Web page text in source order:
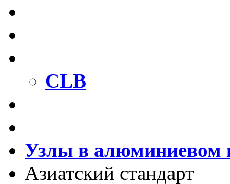
CLB
Узлы в алюминиевом
Азиатский стандарт